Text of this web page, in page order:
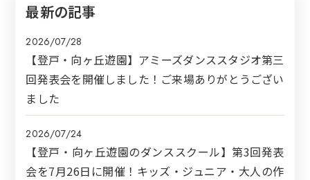
最新の記事
2026/07/28
【登戸・向ヶ丘遊園】アミーズダンススタジオ第三
回発表会を開催しました！ご来場ありがとうござい
ました
2026/07/24
【登戸・向ヶ丘遊園のダンススクール】第3回発表
会を7月26日に開催！キッズ・ジュニア・大人の作